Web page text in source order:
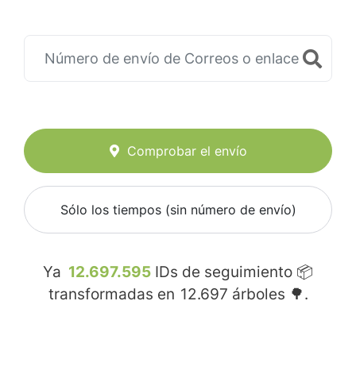
Comprobar el envío
Sólo los tiempos (sin número de envío)
Ya 12.697.595 IDs de seguimiento 📦
transformadas en 12.697 árboles 🌳.